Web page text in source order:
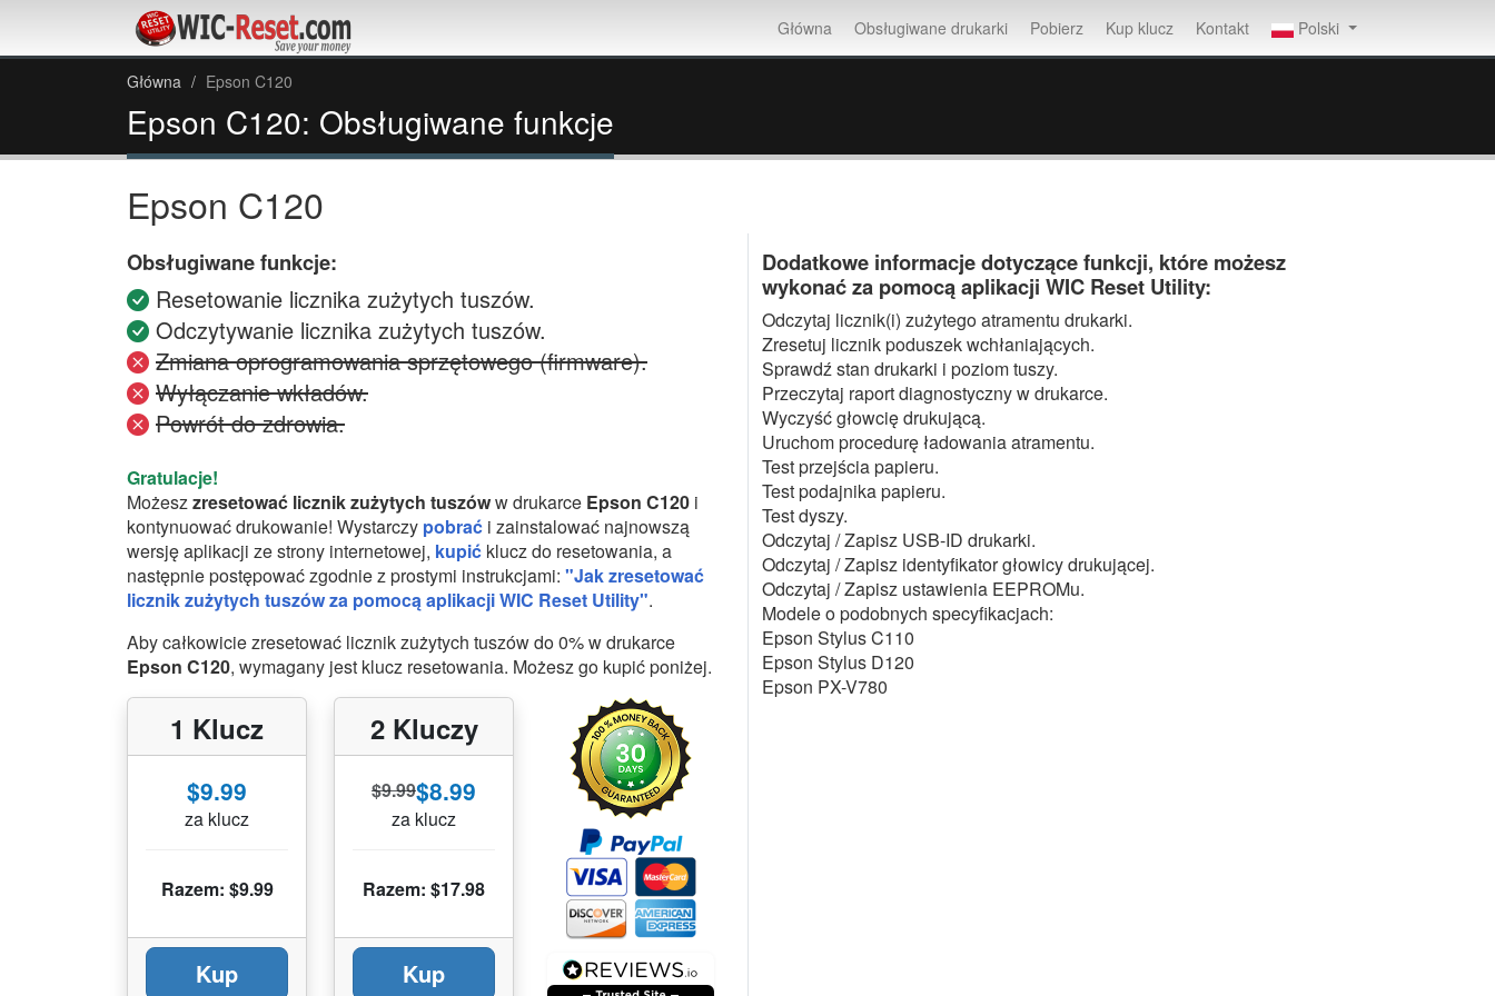
Główna Obsługiwane drukarki Pobierz Kup klucz Kontakt Polski
Główna Epson C120
Epson C120: Obsługiwane funkcje
Epson C120
Obsługiwane funkcje:
Resetowanie licznika zużytych tuszów.
Odczytywanie licznika zużytych tuszów.
Zmiana oprogramowania sprzętowego (firmware).
Wyłączanie wkładów.
Powrót do zdrowia.
Gratulacje!
Możeszzresetować licznik zużytych tuszóww drukarce Epson C120 i
kontynuować drukowanie! Wystarczy pobrać i zainstalować najnowszą
wersję aplikacji ze strony internetowej, kupić klucz do resetowania, a
następnie postępować zgodnie z prostymi instrukcjami: "Jak zresetować
licznik zużytych tuszów za pomocą aplikacji WIC Reset Utility".
Aby całkowicie zresetować licznik zużytych tuszów do 0% w drukarce
Epson C120, wymagany jest klucz resetowania. Możesz go kupić poniżej.
1 Klucz
$9.99
za klucz
Razem: $9.99
Kup
2 Kluczy
$9.99$8.99
za klucz
Razem: $17.98
Kup
Dodatkowe informacje dotyczące funkcji, które możesz
wykonać za pomocą aplikacji WIC Reset Utility:
Odczytaj licznik(i) zużytego atramentu drukarki.
Zresetuj licznik poduszek wchłaniających.
Sprawdź stan drukarki i poziom tuszy.
Przeczytaj raport diagnostyczny w drukarce.
Wyczyść głowcię drukującą.
Uruchom procedurę ładowania atramentu.
Test przejścia papieru.
Test podajnika papieru.
Test dyszy.
Odczytaj / Zapisz USB-ID drukarki.
Odczytaj / Zapisz identyfikator głowicy drukującej.
Odczytaj / Zapisz ustawienia EEPROMu.
Modele o podobnych specyfikacjach:
Epson Stylus C110
Epson Stylus D120
Epson PX-V780